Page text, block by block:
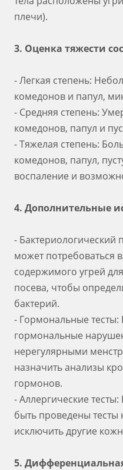
плечи).
3. Оценка тяжести
- Легкая степень:
комедонов и папул,
- Средняя степень:
комедонов, папул и
- Тяжелая степень:
комедонов, папул,
воспаление и
4. Дополнительные
- Бактериологический
может потребоваться
содержимого угрей
посева, чтобы
бактерий.
- Гормональные тесты:
гормональные
нерегулярными
назначить анализы
гормонов.
- Аллергические
быть проведены тесты
исключить другие
5.